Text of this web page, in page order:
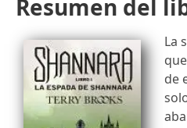
Resumen del
La
de